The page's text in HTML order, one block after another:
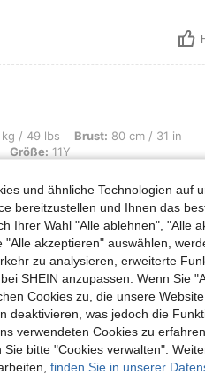
80 cm / 31 in, Taille: 49 cm / 19 in,
/ 49 lbs Brust: 80 cm / 31 in
Größe: 11Y
und ähnliche Technologien auf
bereitzustellen und Ihnen das
Ihrer Wahl "Alle ablehnen", "Alle
"Alle akzeptieren" auswählen,
zu analysieren, erweiterte
SHEIN anzupassen. Wenn Sie
Cookies zu, die unsere
deaktivieren, was jedoch die
verwendeten Cookies zu
Sie bitte "Cookies verwalten".
finden Sie in unserer